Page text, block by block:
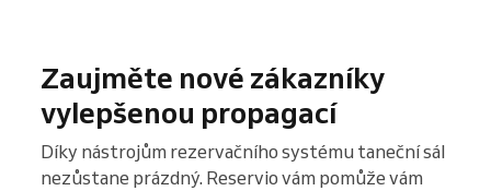
Zaujměte nové zákazníky
vylepšenou propagací
Díky nástrojům rezervačního systému taneční sál
nezůstane prázdný. Reservio vám pomůže vám